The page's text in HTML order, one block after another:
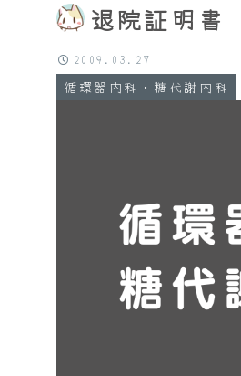
退院証明書
循環器内科・糖代謝内科
2009.03.27